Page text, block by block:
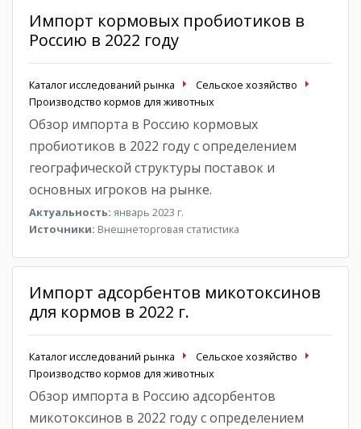
Импорт кормовых пробиотиков в
Россию в 2022 году
Каталог исследований рынка
Сельское хозяйство
Производство кормов для животных
Обзор импорта в Россию кормовых
пробиотиков в 2022 году с определением
географической структуры поставок и
основных игроков на рынке.
Актуальность: январь 2023 г.
Источники: Внешнеторговая статистика
Импорт адсорбентов микотоксинов
для кормов в 2022 г.
Каталог исследований рынка
Сельское хозяйство
Производство кормов для животных
Обзор импорта в Россию адсорбентов
микотоксинов в 2022 году с определением